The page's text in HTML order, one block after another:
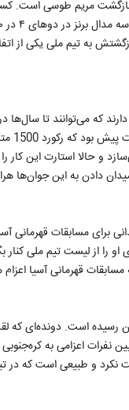
به تیم ملی یکی از
که می‌توانند تا
و حالا استارت این کار
دادن به این جوان‌ها
برای مسابقات
را از لیست تیم ملی
قهرمانی آسیا
رسیده است. دونده‌ای
نفرات اعزامی به
و طبیعی است که در